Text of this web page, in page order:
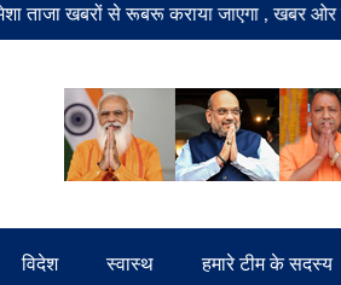
से रूबरू कराया जाएगा , खबर ओर
विदेश स्वास्थ हमारे टीम के सदस्य